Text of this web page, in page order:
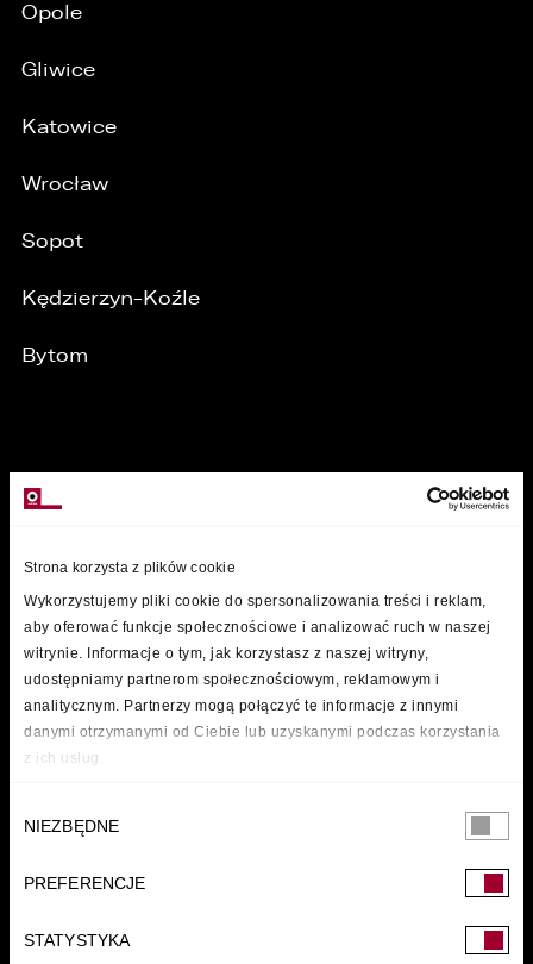
Strona korzysta z plików cookie
Wykorzystujemy pliki cookie do spersonalizowania treści i reklam,
aby oferować funkcje społecznościowe i analizować ruch w naszej
witrynie. Informacje o tym, jak korzystasz z naszej witryny,
udostępniamy partnerom społecznościowym, reklamowym i
analitycznym. Partnerzy mogą połączyć te informacje z innymi
danymi otrzymanymi od Ciebie lub uzyskanymi podczas korzystania
z ich usług.
zgody
NIEZBĘDNE
PREFERENCJE
STATYSTYKA
Opole
Gliwice
Katowice
Wrocław
Sopot
Kędzierzyn-Koźle
Bytom
FUNDACJA